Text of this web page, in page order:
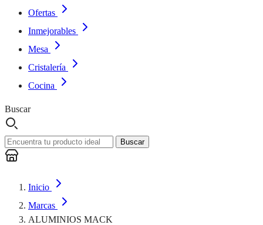
Ofertas
Inmejorables
Mesa
Cristalería
Cocina
Buscar
Buscar
Inicio
Marcas
ALUMINIOS MACK